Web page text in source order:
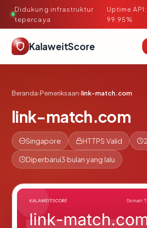
Didukung infrastruktur
tepercaya
·
Uptime API:
99.95%
KalaweitScore
Beranda›Pemeriksaan›link-match.com
link-match.com
Singapore HTTPS Valid
Diperbarui3 bulan yang lalu